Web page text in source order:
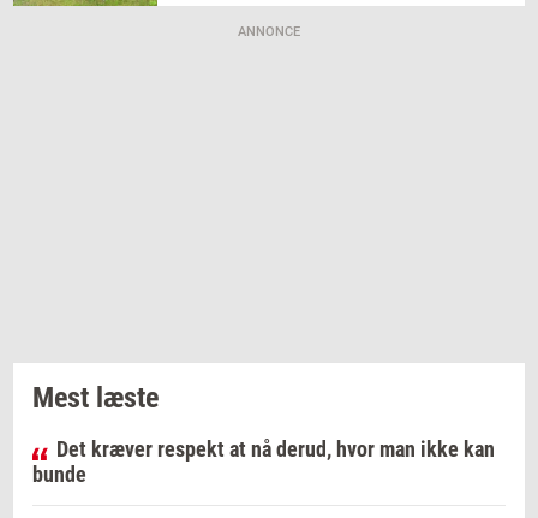
ANNONCE
Mest læste
Det kræver respekt at nå derud, hvor man ikke kan
bunde